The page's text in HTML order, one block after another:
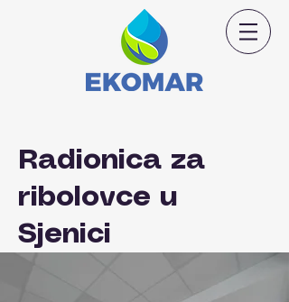
Radionica za
ribolovce u
Sjenici